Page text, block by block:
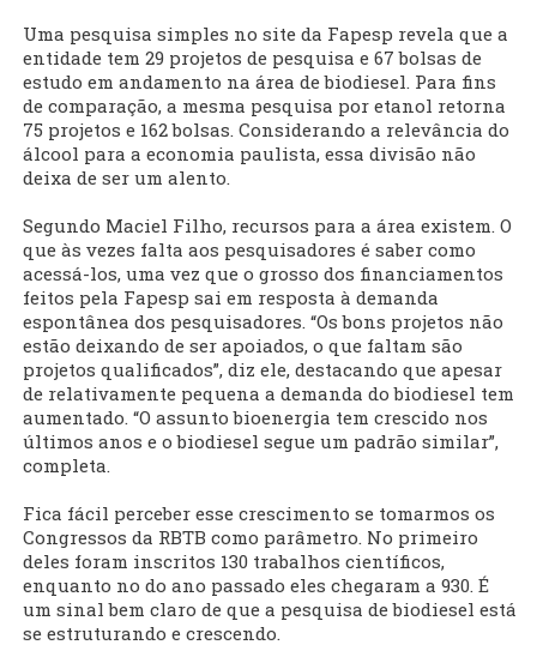
Uma pesquisa simples no site da Fapesp revela que a
entidade tem 29 projetos de pesquisa e 67 bolsas de
estudo em andamento na área de biodiesel. Para fins
de comparação, a mesma pesquisa por etanol retorna
75 projetos e 162 bolsas. Considerando a relevância do
álcool para a economia paulista, essa divisão não
deixa de ser um alento.
Segundo Maciel Filho, recursos para a área existem. O
que às vezes falta aos pesquisadores é saber como
acessá-los, uma vez que o grosso dos financiamentos
feitos pela Fapesp sai em resposta à demanda
espontânea dos pesquisadores. “Os bons projetos não
estão deixando de ser apoiados, o que faltam são
projetos qualificados”, diz ele, destacando que apesar
de relativamente pequena a demanda do biodiesel tem
aumentado. “O assunto bioenergia tem crescido nos
últimos anos e o biodiesel segue um padrão similar”,
completa.
Fica fácil perceber esse crescimento se tomarmos os
Congressos da RBTB como parâmetro. No primeiro
deles foram inscritos 130 trabalhos científicos,
enquanto no do ano passado eles chegaram a 930. É
um sinal bem claro de que a pesquisa de biodiesel está
se estruturando e crescendo.